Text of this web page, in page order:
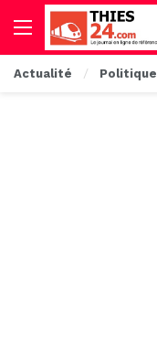
Actualité Politique